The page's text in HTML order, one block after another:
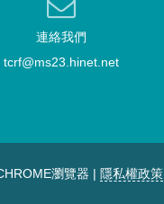
連絡我們
tcrf@ms23.hinet.net
瀏覽器 | 隱私權政策